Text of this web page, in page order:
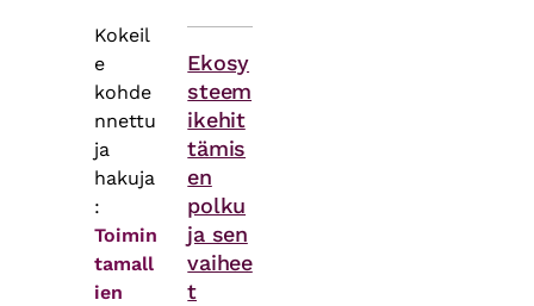
Kokeil
e
kohde
nnettu
ja
hakuja
:
Toimin
tamall
ien
Ekosy
steem
ikehit
tämis
en
polku
ja sen
vaihee
t